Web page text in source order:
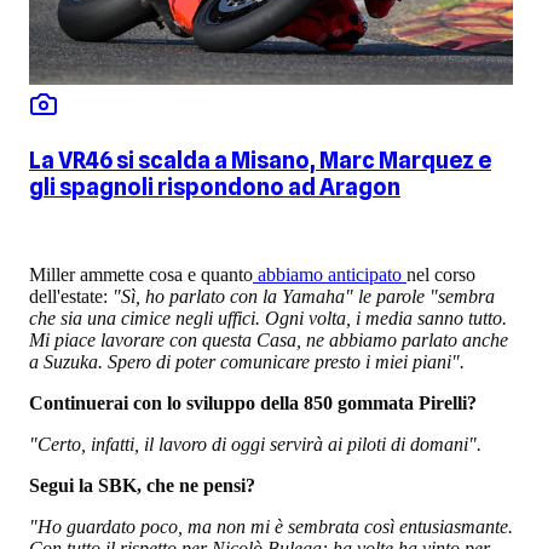
La VR46 si scalda a Misano, Marc Marquez e
gli spagnoli rispondono ad Aragon
Miller ammette cosa e quanto abbiamo anticipato nel corso
dell'estate: "Sì, ho parlato con la Yamaha" le parole "sembra
che sia una cimice negli uffici. Ogni volta, i media sanno tutto.
Mi piace lavorare con questa Casa, ne abbiamo parlato anche
a Suzuka. Spero di poter comunicare presto i miei piani".
Continuerai con lo sviluppo della 850 gommata Pirelli?
"Certo, infatti, il lavoro di oggi servirà ai piloti di domani".
Segui la SBK, che ne pensi?
"Ho guardato poco, ma non mi è sembrata così entusiasmante.